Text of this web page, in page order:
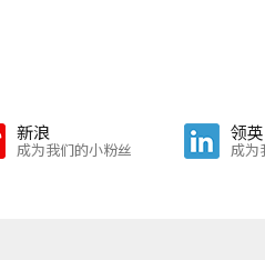
新浪
成为我们的小粉丝
领英
成为